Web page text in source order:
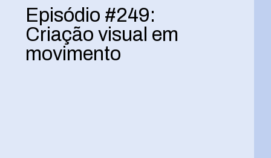
Episódio #249:
Criação visual em
movimento